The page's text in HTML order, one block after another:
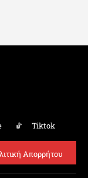
Tiktok
Απορρήτου